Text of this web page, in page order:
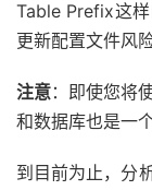
Table Prefix这
更新配置文件风险
注意：即使您将
和数据库也是一
到目前为止，分